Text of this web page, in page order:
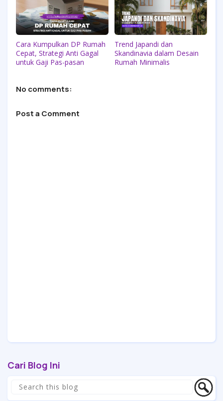
Cara Kumpulkan DP Rumah
Cepat, Strategi Anti Gagal
untuk Gaji Pas-pasan
Trend Japandi dan
Skandinavia dalam Desain
Rumah Minimalis
No comments:
Post a Comment
Cari Blog Ini